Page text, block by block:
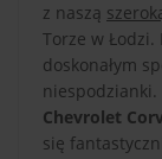
z naszą
Torze w Łodzi.
doskonałym
niespodzianki.
Chevrolet
się